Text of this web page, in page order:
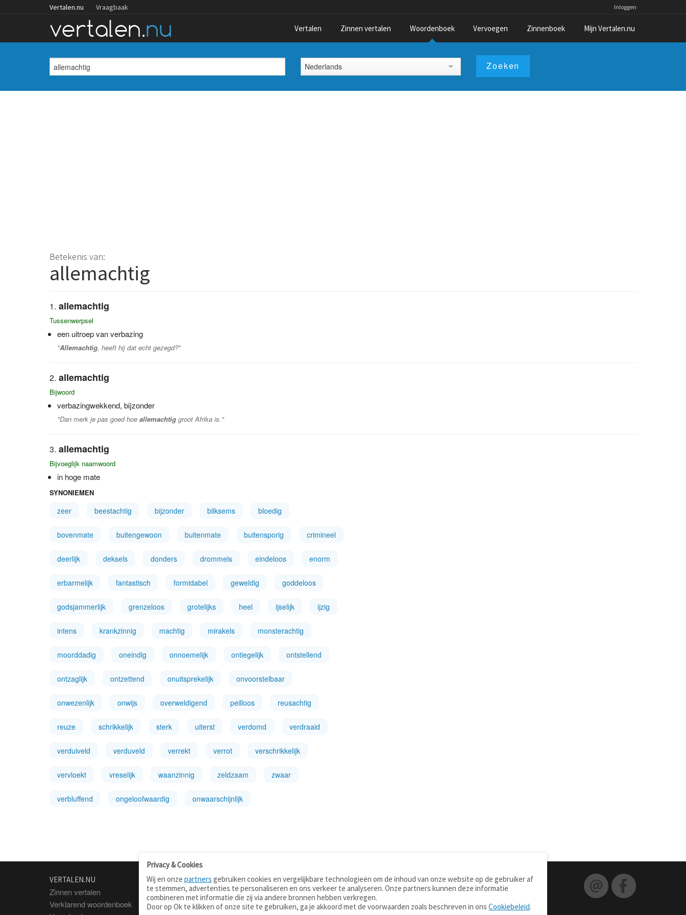
Vertalen.nu Vraagbaak Inloggen
Vertalen Zinnen vertalen Woordenboek Vervoegen Zinnenboek Mijn Vertalen.nu
Nederlands
Betekenis van:
allemachtig
allemachtig
Tussenwerpsel
een uitroep van verbazing
"Allemachtig, heeft hij dat echt gezegd?"
allemachtig
Bijwoord
verbazingwekkend, bijzonder
"Dan merk je pas goed hoe allemachtig groot Afrika is."
allemachtig
Bijvoeglijk naamwoord
in hoge mate
SYNONIEMEN
zeer beestachtig bijzonder bliksems bloedig
bovenmate buitengewoon buitenmate buitensporig crimineel
deerlijk deksels donders drommels eindeloos enorm
erbarmelijk fantastisch formidabel geweldig goddeloos
godsjammerlijk grenzeloos grotelijks heel ijselijk ijzig
intens krankzinnig machtig mirakels monsterachtig
moorddadig oneindig onnoemelijk ontiegelijk ontstellend
ontzaglijk ontzettend onuitsprekelijk onvoorstelbaar
onwezenlijk onwijs overweldigend peilloos reusachtig
reuze schrikkelijk sterk uiterst verdomd verdraaid
verduiveld verduveld verrekt verrot verschrikkelijk
vervloekt vreselijk waanzinnig zeldzaam zwaar
verbluffend ongeloofwaardig onwaarschijnlijk
VERTALEN.NU
Zinnen vertalen
Verklarend woordenboek
OVER
Over deze site
Contact
TOOLS
Apps
Mobiel
WOORDENBOEKEN
Nederlands - Engels
Nederlands - Duits
Privacy & Cookies
Wij en onze partners gebruiken cookies en vergelijkbare technologieën om de inhoud van onze website op de gebruiker af
te stemmen, advertenties te personaliseren en ons verkeer te analyseren. Onze partners kunnen deze informatie
combineren met informatie die zij via andere bronnen hebben verkregen.
Door op Ok te klikken of onze site te gebruiken, ga je akkoord met de voorwaarden zoals beschreven in ons Cookiebeleid.